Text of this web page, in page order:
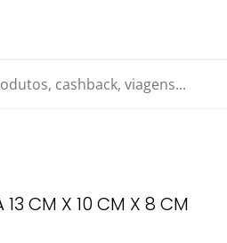
cashback, viagens...
13 CM X 10 CM X 8 CM